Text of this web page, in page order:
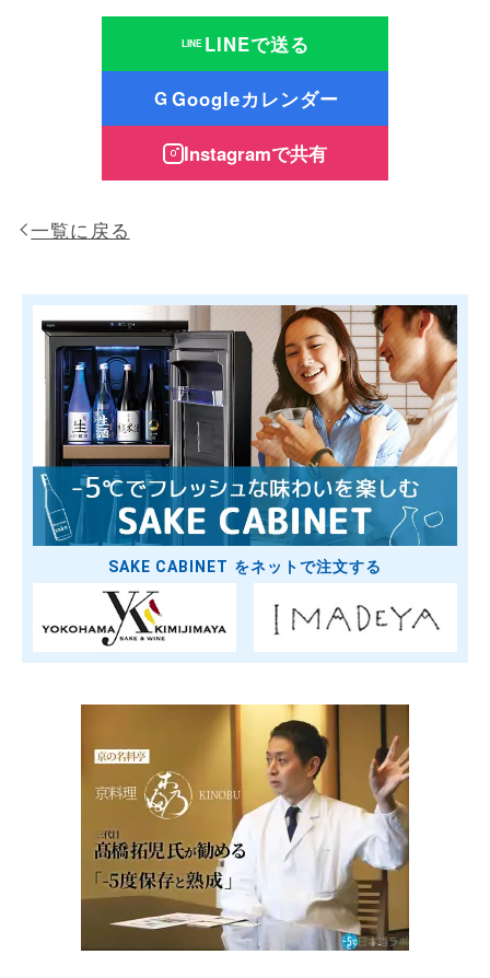
LINE LINEで送る
G Googleカレンダー
Instagramで共有
一覧に戻る
SAKE CABINET をネットで注文する